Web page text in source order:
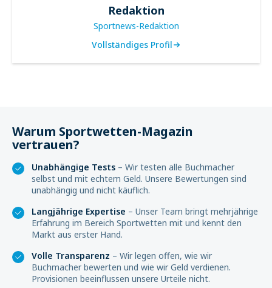
Redaktion
Sportnews-Redaktion
Vollständiges Profil
Warum Sportwetten-Magazin
vertrauen?
Unabhängige Tests – Wir testen alle Buchmacher
selbst und mit echtem Geld. Unsere Bewertungen sind
unabhängig und nicht käuflich.
Langjährige Expertise – Unser Team bringt mehrjährige
Erfahrung im Bereich Sportwetten mit und kennt den
Markt aus erster Hand.
Volle Transparenz – Wir legen offen, wie wir
Buchmacher bewerten und wie wir Geld verdienen.
Provisionen beeinflussen unsere Urteile nicht.